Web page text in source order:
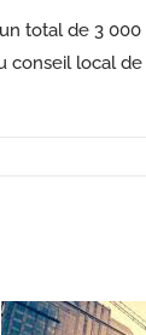
total de 3 000
conseil local